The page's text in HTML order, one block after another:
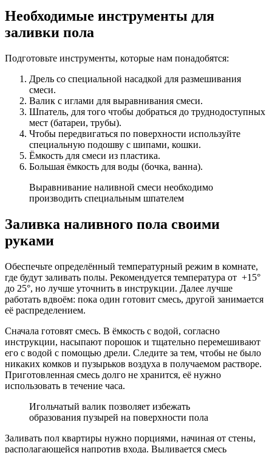
Необходимые инструменты для
заливки пола
Подготовьте инструменты, которые нам понадобятся:
Дрель со специальной насадкой для размешивания
смеси.
Валик с иглами для выравнивания смеси.
Шпатель, для того чтобы добраться до труднодоступных
мест (батареи, трубы).
Чтобы передвигаться по поверхности используйте
специальную подошву с шипами, кошки.
Ёмкость для смеси из пластика.
Большая ёмкость для воды (бочка, ванна).
Выравнивание наливной смеси необходимо
производить специальным шпателем
Заливка наливного пола своими
руками
Обеспечьте определённый температурный режим в комнате,
где будут заливать полы. Рекомендуется температура от +15°
до 25°, но лучше уточнить в инструкции. Далее лучше
работать вдвоём: пока один готовит смесь, другой занимается
её распределением.
Сначала готовят смесь. В ёмкость с водой, согласно
инструкции, насыпают порошок и тщательно перемешивают
его с водой с помощью дрели. Следите за тем, чтобы не было
никаких комков и пузырьков воздуха в получаемом растворе.
Приготовленная смесь долго не хранится, её нужно
использовать в течение часа.
Игольчатый валик позволяет избежать
образования пузырей на поверхности пола
Заливать пол квартиры нужно порциями, начиная от стены,
располагающейся напротив входа. Выливается смесь